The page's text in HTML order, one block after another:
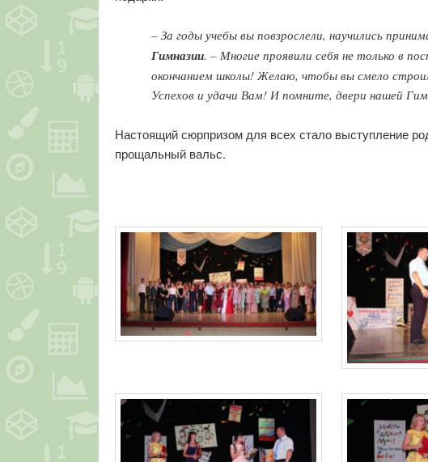
– За годы учебы вы повзрослели, научились
Гимназии. – Многие проявили себя не только в
окончанием школы! Желаю, чтобы вы смело
Успехов и удачи Вам! И помните, двери нашей
Настоящий сюрпризом для всех стало выступление
прощальный вальс.